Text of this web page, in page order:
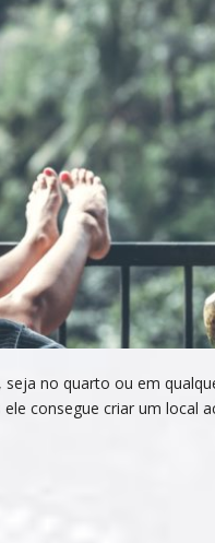
no quarto ou em
consegue criar um local